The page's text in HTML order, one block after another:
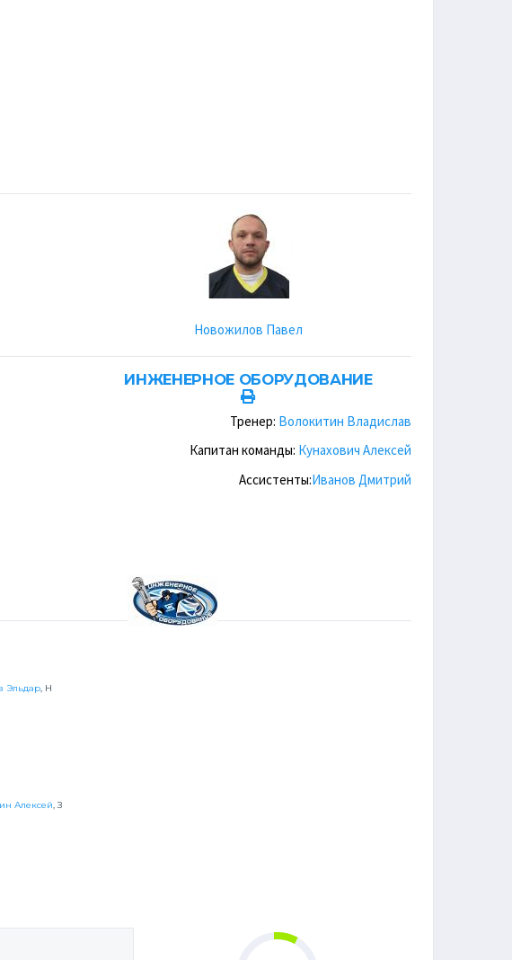
Новожилов Павел
ИНЖЕНЕРНОЕ ОБОРУДОВАНИЕ
Тренер: Волокитин Владислав
Капитан команды: Кунахович Алексей
Ассистенты:Иванов Дмитрий
Эльдар, Н
Алексей, З